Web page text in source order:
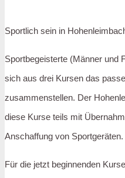
Sportlich sein in
Sportbegeisterte (Männer und
sich aus drei Kursen das
zusammenstellen. Der
diese Kurse teils mit
Anschaffung von Sportgeräten.
Für die jetzt beginnenden